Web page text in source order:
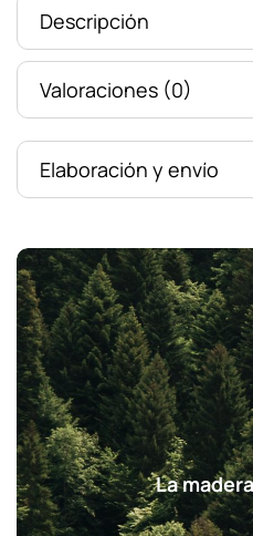
Descripción
Valoraciones (0)
Elaboración y envío
La